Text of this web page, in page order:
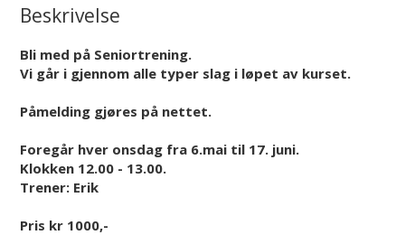
Beskrivelse
Bli med på Seniortrening.
Vi går i gjennom alle typer slag i løpet av kurset.
Påmelding gjøres på nettet.
Foregår hver onsdag fra 6.mai til 17. juni.
Klokken 12.00 - 13.00.
Trener: Erik
Pris kr 1000,-